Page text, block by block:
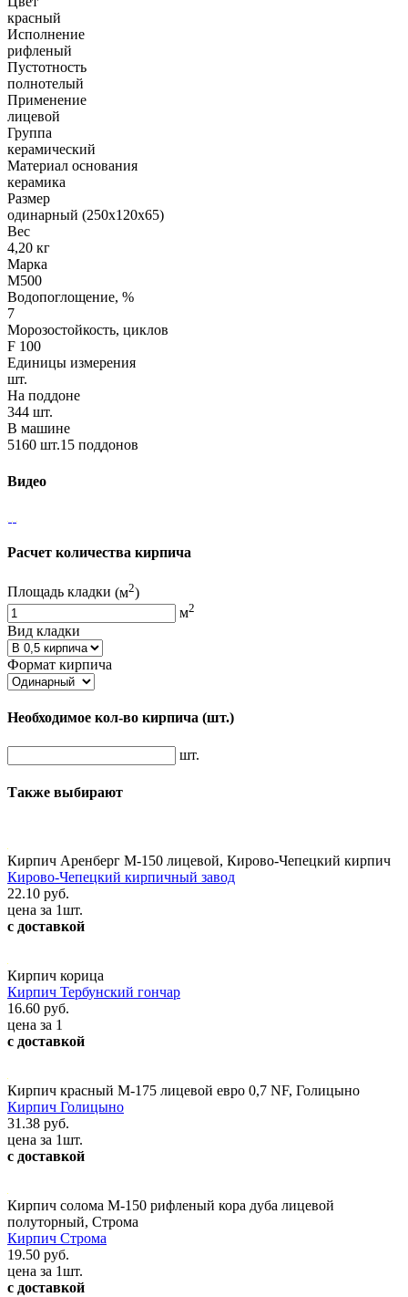
красный
Исполнение
рифленый
Пустотность
полнотелый
Применение
лицевой
Группа
керамический
Материал основания
керамика
Размер
одинарный (250х120х65)
Вес
4,20 кг
Марка
М500
Водопоглощение, %
7
Морозостойкость, циклов
F 100
Единицы измерения
шт.
На поддоне
344 шт.
В машине
5160 шт.15 поддонов
Видео
Расчет количества кирпича
Площадь кладки (м2)
м2
Вид кладки
Формат кирпича
Необходимое кол-во кирпича (шт.)
шт.
Также выбирают
Кирпич Аренберг М-150 лицевой, Кирово-Чепецкий кирпич
Кирово-Чепецкий кирпичный завод
22.10 руб.
цена за 1шт.
с доставкой
Кирпич корица
Кирпич Тербунский гончар
16.60 руб.
цена за 1
с доставкой
Кирпич красный М-175 лицевой евро 0,7 NF, Голицыно
Кирпич Голицыно
31.38 руб.
цена за 1шт.
с доставкой
Кирпич солома М-150 рифленый кора дуба лицевой
полуторный, Строма
Кирпич Строма
19.50 руб.
цена за 1шт.
с доставкой